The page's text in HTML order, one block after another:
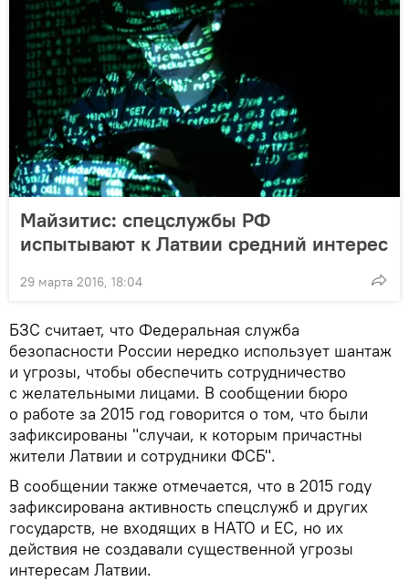
Майзитис: спецслужбы РФ
испытывают к Латвии средний интерес
29 марта 2016, 18:04
БЗС считает, что Федеральная служба
безопасности России нередко использует шантаж
и угрозы, чтобы обеспечить сотрудничество
с желательными лицами. В сообщении бюро
о работе за 2015 год говорится о том, что были
зафиксированы "случаи, к которым причастны
жители Латвии и сотрудники ФСБ".
В сообщении также отмечается, что в 2015 году
зафиксирована активность спецслужб и других
государств, не входящих в НАТО и ЕС, но их
действия не создавали существенной угрозы
интересам Латвии.